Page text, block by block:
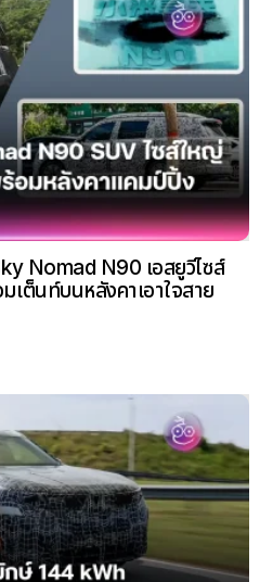
Nomad N90 เอสยูวีไซส์
ต็นท์บนหลังคาเอาใจสาย